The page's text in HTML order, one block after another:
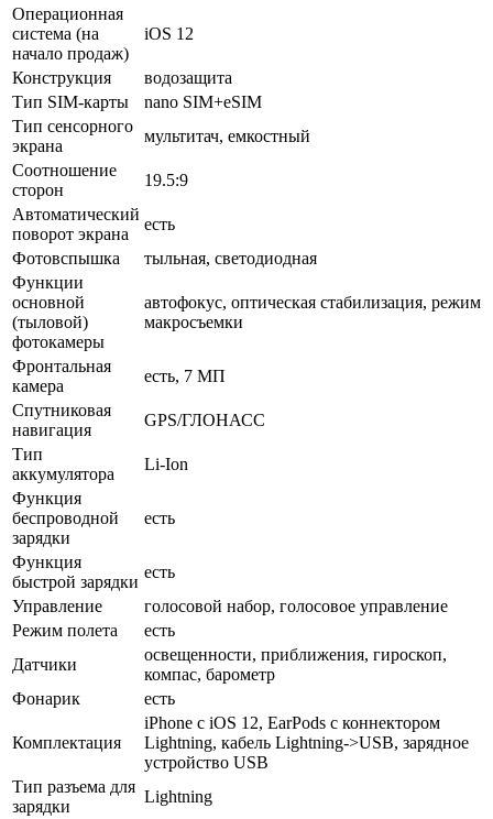
Операционная
система (на
начало продаж)
iOS 12
Конструкция
водозащита
Тип SIM-карты
nano SIM+eSIM
Тип сенсорного
экрана
мультитач, емкостный
Соотношение
сторон
19.5:9
Автоматический
поворот экрана
есть
Фотовспышка
тыльная, светодиодная
Функции
основной
(тыловой)
фотокамеры
автофокус, оптическая стабилизация, режим
макросъемки
Фронтальная
камера
есть, 7 МП
Спутниковая
навигация
GPS/ГЛОНАСС
Тип
аккумулятора
Li-Ion
Функция
беспроводной
зарядки
есть
Функция
быстрой зарядки
есть
Управление
голосовой набор, голосовое управление
Режим полета
есть
Датчики
освещенности, приближения, гироскоп,
компас, барометр
Фонарик
есть
Комплектация
iPhone с iOS 12, EarPods с коннектором
Lightning, кабель Lightning->USB, зарядное
устройство USB
Тип разъема для
зарядки
Lightning